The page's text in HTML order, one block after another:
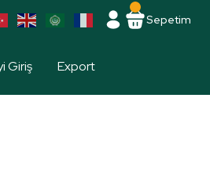
Sepetim
Giriş Export